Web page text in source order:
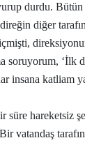
durdu. Bütün
diğer
soruyorum, ‘İlk
insana katliam
süre hareketsiz
vatandaş